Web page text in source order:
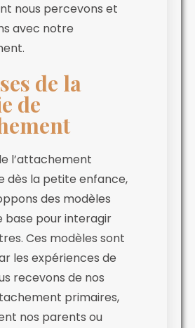
nous percevons et
avec notre
de la
de
l’attachement
dès la petite enfance,
des modèles
base pour interagir
Ces modèles sont
les expériences de
recevons de nos
primaires,
nos parents ou